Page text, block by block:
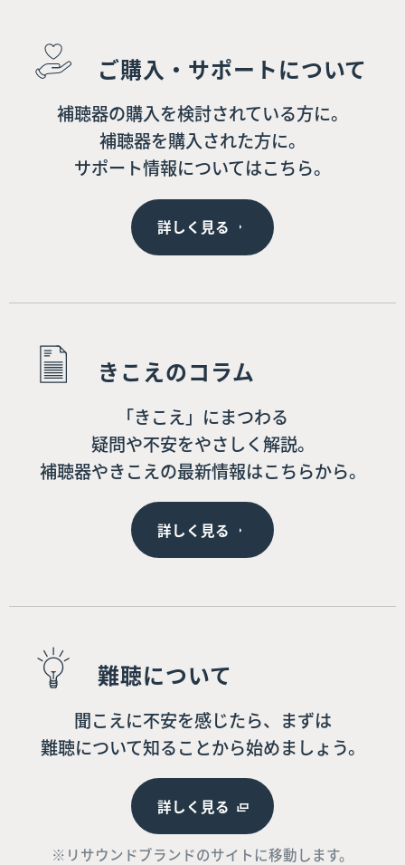
ご購入・サポートについて
補聴器の購入を検討されている方に。
補聴器を購入された方に。
サポート情報についてはこちら。
詳しく見る
きこえのコラム
「きこえ」にまつわる
疑問や不安をやさしく解説。
補聴器やきこえの最新情報はこちらから。
詳しく見る
難聴について
聞こえに不安を感じたら、まずは
難聴について知ることから始めましょう。
詳しく見る
※リサウンドブランドのサイトに移動します。